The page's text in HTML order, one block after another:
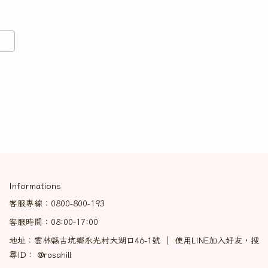
Informations
客服專線：0800-800-193
客服時間：08:00-17:00
地址：雲林縣古坑鄉永光村大湖口46-1號 ｜ 使用LINE加入好友，搜
尋ID： @rosahill